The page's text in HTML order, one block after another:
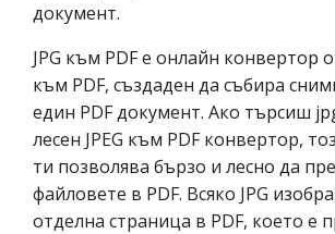
документ.
JPG към PDF е онлайн конвертор
към PDF, създаден да събира
един PDF документ. Ако търсиш
лесен JPEG към PDF конвертор,
ти позволява бързо и лесно да
файловете в PDF. Всяко JPG
отделна страница в PDF, което е